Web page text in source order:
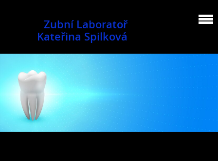
Zubní Laboratoř
Kateřina Spilková